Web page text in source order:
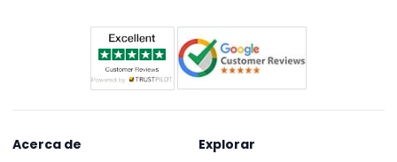
Acerca de Explorar